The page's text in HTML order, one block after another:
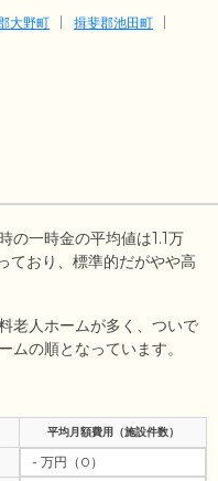
大野町
揖斐郡池田町
の一時金の平均値は1.1万
ており、標準的だがやや高
老人ホームが多く、ついで
ムの順となっています。
平均月額費用（施設件数）
- 万円（0）